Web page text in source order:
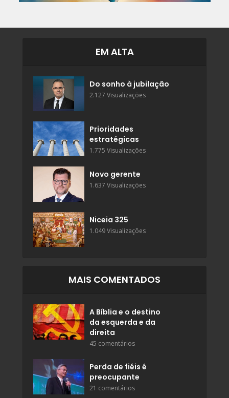
EM ALTA
Do sonho à jubilação
2.127 Visualizações
Prioridades
estratégicas
1.775 Visualizações
Novo gerente
1.637 Visualizações
Niceia 325
1.049 Visualizações
MAIS COMENTADOS
A Bíblia e o destino
da esquerda e da
direita
45 comentários
Perda de fiéis é
preocupante
21 comentários